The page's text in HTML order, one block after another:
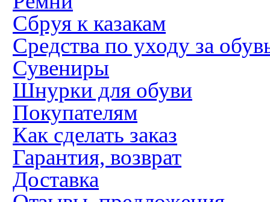
Сбруя к казакам
Средства по уходу за
Сувениры
Шнурки для обуви
Покупателям
Как сделать заказ
Гарантия, возврат
Доставка